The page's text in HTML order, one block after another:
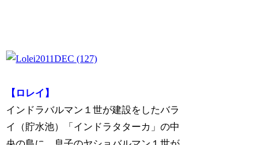
【ロレイ】
インドラバルマン１世が建設をしたバラ
イ（貯水池）「インドラタターカ」の中